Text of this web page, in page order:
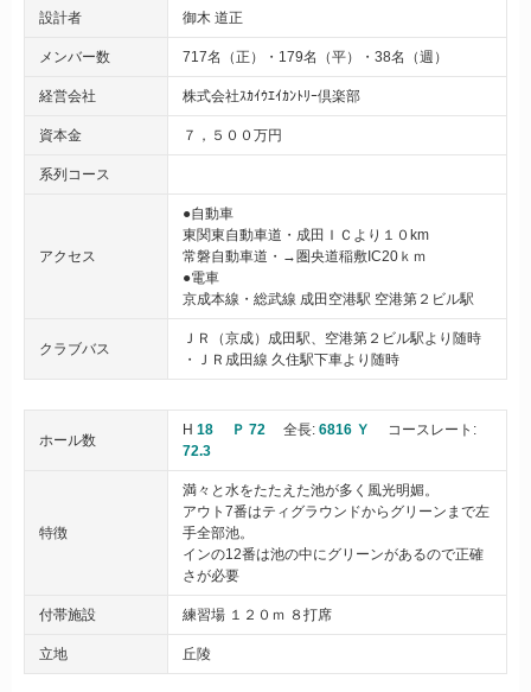
設計者 御木 道正
メンバー数 717名（正）・179名（平）・38名（週）
経営会社 株式会社ｽｶｲｳｴｲｶﾝﾄﾘｰ倶楽部
資本金 ７，５００万円
系列コース
アクセス
●自動車
東関東自動車道・成田ＩＣより１０km
常磐自動車道・→圏央道稲敷IC20ｋｍ
●電車
京成本線・総武線 成田空港駅 空港第２ビル駅
クラブバス
ＪＲ（京成）成田駅、空港第２ビル駅より随時
・ＪＲ成田線 久住駅下車より随時
ホール数
H 18 Ｐ 72 全長: 6816 Ｙ
コースレート:
72.3
特徴
満々と水をたたえた池が多く風光明媚。
アウト7番はティグラウンドからグリーンまで左
手全部池。
インの12番は池の中にグリーンがあるので正確
さが必要
付帯施設 練習場 １２０ｍ ８打席
立地 丘陵